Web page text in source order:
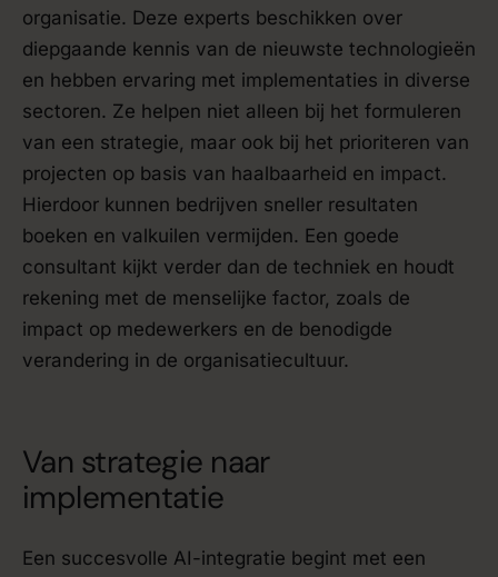
organisatie. Deze experts beschikken over
diepgaande kennis van de nieuwste technologieën
en hebben ervaring met implementaties in diverse
sectoren. Ze helpen niet alleen bij het formuleren
van een strategie, maar ook bij het prioriteren van
projecten op basis van haalbaarheid en impact.
Hierdoor kunnen bedrijven sneller resultaten
boeken en valkuilen vermijden. Een goede
consultant kijkt verder dan de techniek en houdt
rekening met de menselijke factor, zoals de
impact op medewerkers en de benodigde
verandering in de organisatiecultuur.
Van strategie naar
implementatie
Een succesvolle AI-integratie begint met een